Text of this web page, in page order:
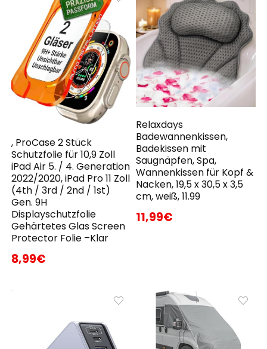
, ProCase 2 Stück
Schutzfolie für 10,9 Zoll
iPad Air 5. / 4. Generation
2022/2020, iPad Pro 11 Zoll
(4th / 3rd / 2nd / 1st)
Gen. 9H
Displayschutzfolie
Gehärtetes Glas Screen
Protector Folie –Klar
8,99€
Relaxdays
Badewannenkissen,
Badekissen mit
Saugnäpfen, Spa,
Wannenkissen für Kopf &
Nacken, 19,5 x 30,5 x 3,5
cm, weiß, 11.99
11,99€